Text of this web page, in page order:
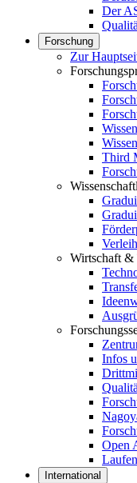
Der
Forschung
Zur
Third
Wirtschaft &
Infos
Open
International